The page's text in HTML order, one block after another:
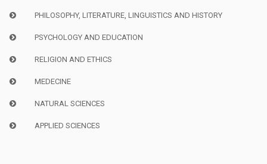
PHILOSOPHY, LITERATURE, LINGUISTICS AND HISTORY
PSYCHOLOGY AND EDUCATION
RELIGION AND ETHICS
MEDECINE
NATURAL SCIENCES
APPLIED SCIENCES